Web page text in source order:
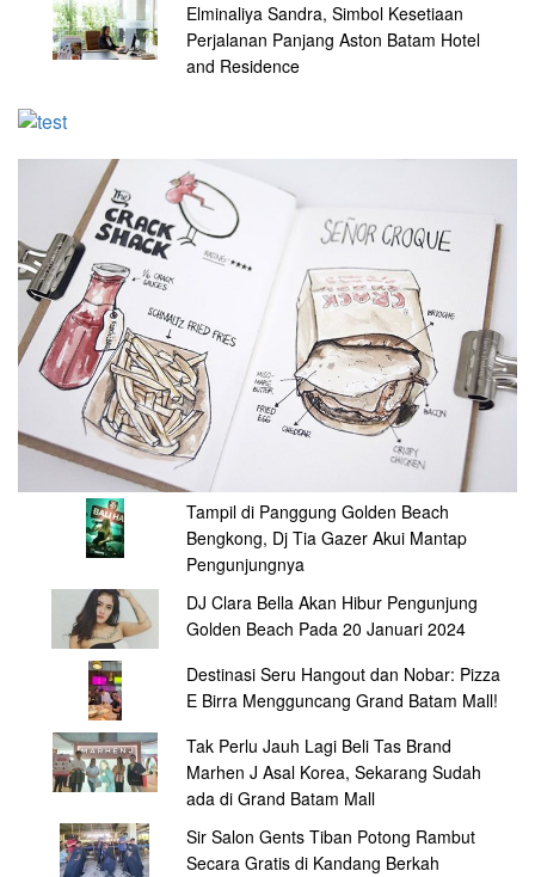
Elminaliya Sandra, Simbol Kesetiaan
Perjalanan Panjang Aston Batam Hotel
and Residence
Tampil di Panggung Golden Beach
Bengkong, Dj Tia Gazer Akui Mantap
Pengunjungnya
DJ Clara Bella Akan Hibur Pengunjung
Golden Beach Pada 20 Januari 2024
Destinasi Seru Hangout dan Nobar: Pizza
E Birra Mengguncang Grand Batam Mall!
Tak Perlu Jauh Lagi Beli Tas Brand
Marhen J Asal Korea, Sekarang Sudah
ada di Grand Batam Mall
Sir Salon Gents Tiban Potong Rambut
Secara Gratis di Kandang Berkah